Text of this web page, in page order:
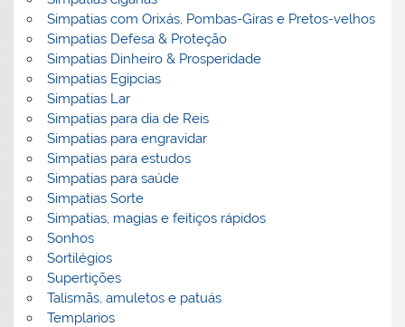
Simpatias com Orixás, Pombas-Giras e Pretos-velhos
Simpatias Defesa & Proteção
Simpatias Dinheiro & Prosperidade
Simpatias Egipcias
Simpatias Lar
Simpatias para dia de Reis
Simpatias para engravidar
Simpatias para estudos
Simpatias para saúde
Simpatias Sorte
Simpatias, magias e feitiços rápidos
Sonhos
Sortilégios
Supertições
Talismãs, amuletos e patuás
Templarios